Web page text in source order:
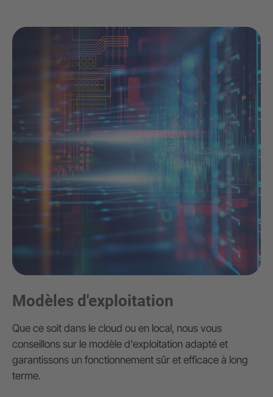
Modèles d'exploitation
Que ce soit dans le cloud ou en local, nous vous
conseillons sur le modèle d'exploitation adapté et
garantissons un fonctionnement sûr et efficace à long
terme.